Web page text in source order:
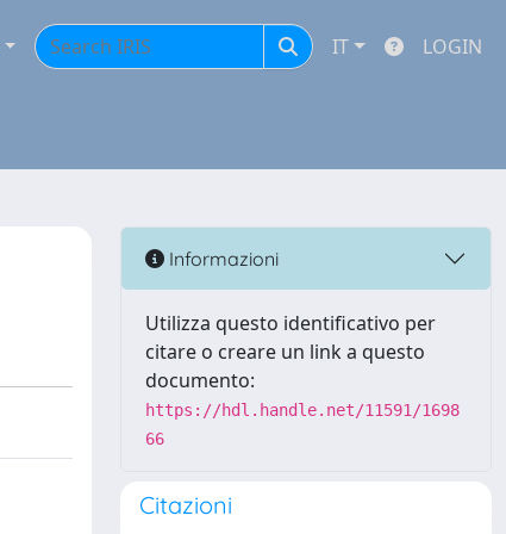
IT LOGIN
Informazioni
Utilizza questo identificativo per
citare o creare un link a questo
documento:
https://hdl.handle.net/11591/1698
66
Citazioni